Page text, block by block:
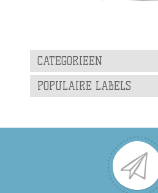
CATEGORIEEN
POPULAIRE LABELS